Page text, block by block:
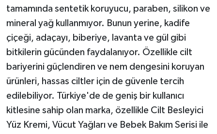
tamamında sentetik koruyucu, paraben, silikon ve
mineral yağ kullanmıyor. Bunun yerine, kadife
çiçeği, adaçayı, biberiye, lavanta ve gül gibi
bitkilerin gücünden faydalanıyor. Özellikle cilt
bariyerini güçlendiren ve nem dengesini koruyan
ürünleri, hassas ciltler için de güvenle tercih
edilebiliyor. Türkiye'de de geniş bir kullanıcı
kitlesine sahip olan marka, özellikle Cilt Besleyici
Yüz Kremi, Vücut Yağları ve Bebek Bakım Serisi ile